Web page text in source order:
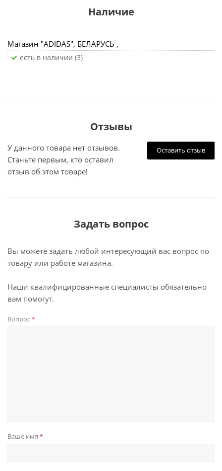
Наличие
Магазин "ADIDAS", БЕЛАРУСЬ ,
Есть в наличии (3)
Отзывы
Оставить отзыв
У данного товара нет отзывов.
Станьте первым, кто оставил
отзыв об этом товаре!
Задать вопрос
Вы можете задать любой интересующий вас вопрос по
товару или работе магазина.
Наши квалифицированные специалисты обязательно
вам помогут.
Вопрос*
Ваше имя *